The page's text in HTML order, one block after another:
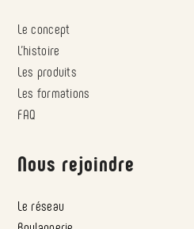
Le concept
L’histoire
Les produits
Les formations
FAQ
Nous rejoindre
Le réseau